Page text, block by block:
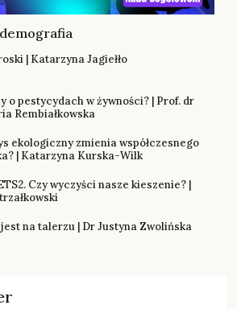
| Katarzyna Jagiełło
o pestycydach w żywności? | Prof. dr
Rembiałkowska
ekologiczny zmienia współczesnego
| Katarzyna Kurska-Wilk
Czy wyczyści nasze kieszenie? |
na talerzu | Dr Justyna Zwolińska